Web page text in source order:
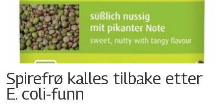
Spirefrø kalles tilbake etter
E. coli-funn